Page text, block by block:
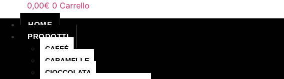
0,00€ 0 Carrello
HOME
PRODOTTI
CAFFÈ
CARAMELLE
CIOCCOLATA